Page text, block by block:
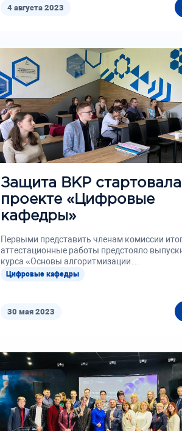
4 августа 2023
30 мая 2023
Защита ВКР
проекте «Цифровые
кафедры»
Первыми представить членам комиссии
аттестационные работы предстояло
курса «Основы алгоритмизации
программирования». 9 месяцев студенты
Цифровые кафедры